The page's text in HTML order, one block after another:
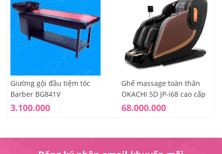
Giường gội đầu tiệm tóc
Barber BG841V
3.100.000
Ghế massage toàn thân
OKACHI 5D JP-i68 cao cấp
68.000.000